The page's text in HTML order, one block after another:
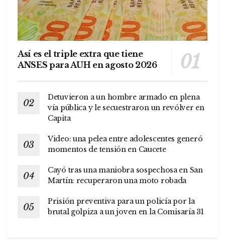
Así es el triple extra que tiene
ANSES para AUH en agosto 2026
Detuvieron a un hombre armado en plena
vía pública y le secuestraron un revólver en
Capita
Video: una pelea entre adolescentes generó
momentos de tensión en Caucete
Cayó tras una maniobra sospechosa en San
Martín: recuperaron una moto robada
Prisión preventiva para un policía por la
brutal golpiza a un joven en la Comisaría 31